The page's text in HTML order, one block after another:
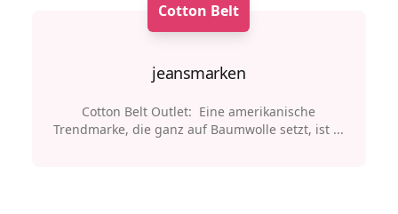
Cotton Belt
jeansmarken
Cotton Belt Outlet: Eine amerikanische
Trendmarke, die ganz auf Baumwolle setzt, ist ...